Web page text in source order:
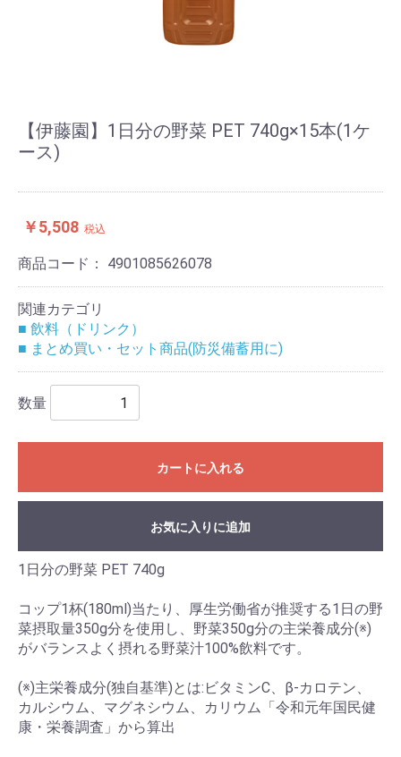
【伊藤園】1日分の野菜 PET 740g×15本(1ケ
ース)
￥5,508 税込
商品コード： 4901085626078
関連カテゴリ
■ 飲料（ドリンク）
■ まとめ買い・セット商品(防災備蓄用に)
数量
カートに入れる
お気に入りに追加
1日分の野菜 PET 740g
コップ1杯(180ml)当たり、厚生労働省が推奨する1日の野
菜摂取量350g分を使用し、野菜350g分の主栄養成分(※)
がバランスよく摂れる野菜汁100%飲料です。
(※)主栄養成分(独自基準)とは:ビタミンC、β-カロテン、
カルシウム、マグネシウム、カリウム「令和元年国民健
康・栄養調査」から算出